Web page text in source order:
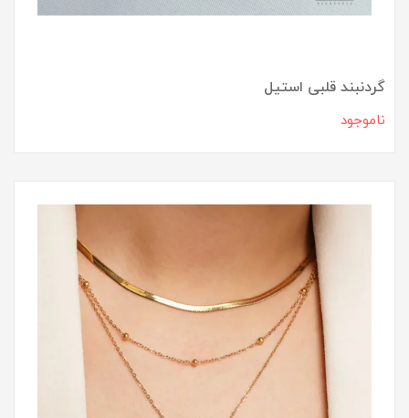
گردنبند قلبی استیل
ناموجود